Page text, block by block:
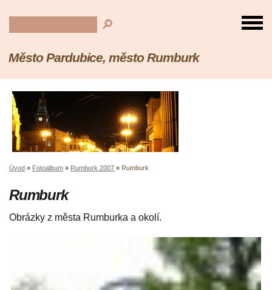
Město Pardubice, město Rumburk
Úvod » Fotoalbum » Rumburk 2007 » Rumburk
Rumburk
Obrázky z města Rumburka a okolí.